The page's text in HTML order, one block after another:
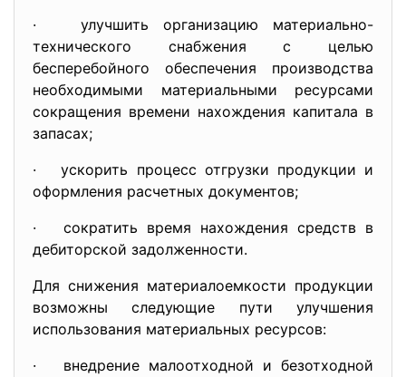
· улучшить организацию материально-
технического снабжения с целью
бесперебойного обеспечения производства
необходимыми материальными ресурсами
сокращения времени нахождения капитала в
запасах;
· ускорить процесс отгрузки продукции и
оформления расчетных документов;
· сократить время нахождения средств в
дебиторской задолженности.
Для снижения материалоемкости продукции
возможны следующие пути улучшения
использования материальных ресурсов:
· внедрение малоотходной и безотходной